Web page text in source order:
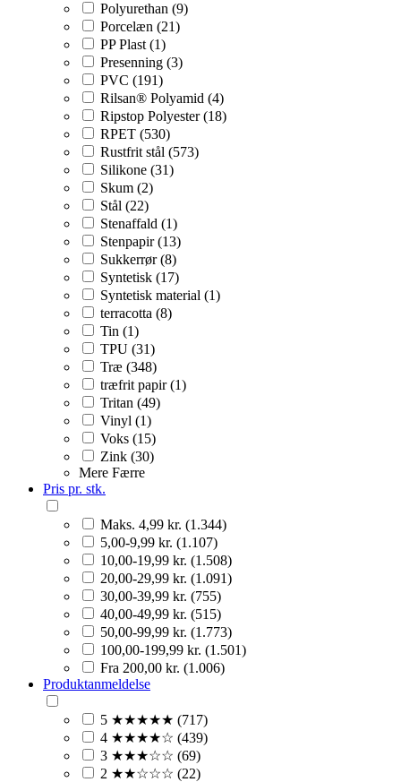
Polyurethan (9)
Porcelæn (21)
PP Plast (1)
Presenning (3)
PVC (191)
Rilsan® Polyamid (4)
Ripstop Polyester (18)
RPET (530)
Rustfrit stål (573)
Silikone (31)
Skum (2)
Stål (22)
Stenaffald (1)
Stenpapir (13)
Sukkerrør (8)
Syntetisk (17)
Syntetisk material (1)
terracotta (8)
Tin (1)
TPU (31)
Træ (348)
træfrit papir (1)
Tritan (49)
Vinyl (1)
Voks (15)
Zink (30)
Mere Færre
Pris pr. stk.
Maks. 4,99 kr. (1.344)
5,00-9,99 kr. (1.107)
10,00-19,99 kr. (1.508)
20,00-29,99 kr. (1.091)
30,00-39,99 kr. (755)
40,00-49,99 kr. (515)
50,00-99,99 kr. (1.773)
100,00-199,99 kr. (1.501)
Fra 200,00 kr. (1.006)
Produktanmeldelse
5 ★★★★★ (717)
4 ★★★★☆ (439)
3 ★★★☆☆ (69)
2 ★★☆☆☆ (22)